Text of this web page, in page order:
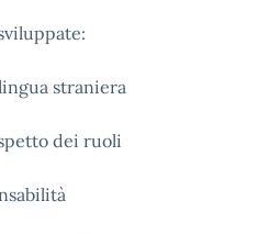
straniera
dei ruoli